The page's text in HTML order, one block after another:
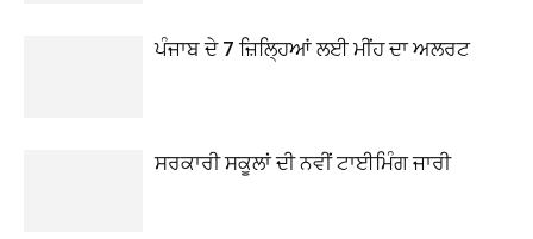
ਪੰਜਾਬ ਦੇ 7 ਜ਼ਿਲ੍ਹਿਆਂ ਲਈ ਮੀਂਹ ਦਾ ਅਲਰਟ
ਸਰਕਾਰੀ ਸਕੂਲਾਂ ਦੀ ਨਵੀਂ ਟਾਈਮਿੰਗ ਜਾਰੀ